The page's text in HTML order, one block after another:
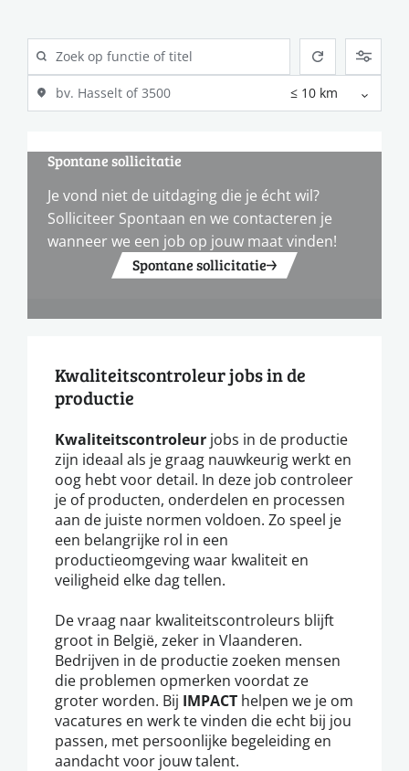
Spontane sollicitatie
Je vond niet de uitdaging die je écht wil?
Solliciteer Spontaan en we contacteren je
wanneer we een job op jouw maat vinden!
Spontane sollicitatie
Kwaliteitscontroleur jobs in de
productie
Kwaliteitscontroleur jobs in de productie
zijn ideaal als je graag nauwkeurig werkt en
oog hebt voor detail. In deze job controleer
je of producten, onderdelen en processen
aan de juiste normen voldoen. Zo speel je
een belangrijke rol in een
productieomgeving waar kwaliteit en
veiligheid elke dag tellen.
De vraag naar kwaliteitscontroleurs blijft
groot in België, zeker in Vlaanderen.
Bedrijven in de productie zoeken mensen
die problemen opmerken voordat ze
groter worden. Bij IMPACT helpen we je om
vacatures en werk te vinden die echt bij jou
passen, met persoonlijke begeleiding en
aandacht voor jouw talent.